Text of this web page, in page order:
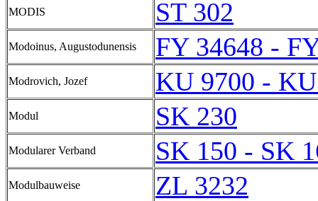
MODIS ST 302
Modoinus, Augustodunensis FY 34648 -
Modrovich, Jozef KU 9700 -
Modul SK 230
Modularer Verband SK 150 - SK
Modulbauweise ZL 3232